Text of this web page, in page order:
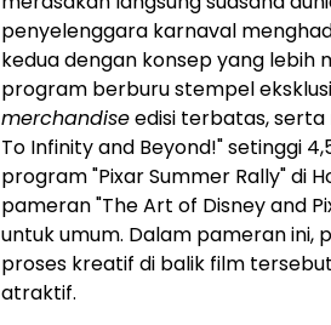
penyelenggara karnaval
kedua dengan konsep yang lebih
program berburu stempel
merchandiseedisi terbatas, serta
To Infinity and Beyond!" setinggi
program "Pixar Summer Rally" di
pameran "The Art of Disney and
untuk umum. Dalam pameran ini,
proses kreatif di balik film
atraktif.